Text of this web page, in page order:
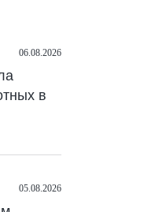
06.08.2026
в
05.08.2026